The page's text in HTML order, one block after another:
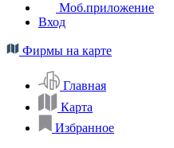
Моб.приложение
Вход
Фирмы на карте
Главная
Карта
Избранное